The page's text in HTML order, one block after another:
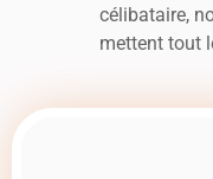
célibataire,
mettent tout